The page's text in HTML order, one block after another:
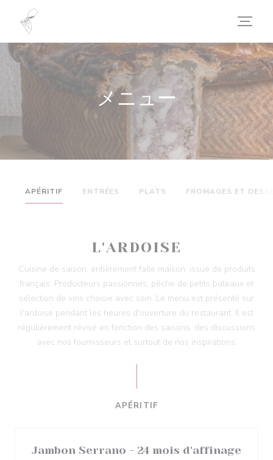
クッキー利用の管理について
メニュー
APÉRITIF ENTRÉES PLATS FROMAGES ET
L'ARDOISE
Cuisine de saison, entièrement faite maison, issue de produits
français. Producteurs passionnés, pêche de petits bateaux et
sélection de vins choisie avec soin. Le menu est présenté sur
l'ardoise pendant les heures d'ouverture du restaurant. Il est
régulièrement révisé en fonction des saisons, des discussions
avec nos fournisseurs et surtout de nos inspirations.
APÉRITIF
Jambon Serrano - 24 mois d'affinage